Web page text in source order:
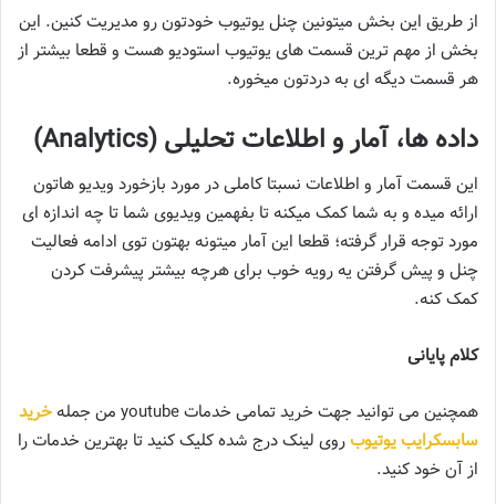
از طریق این بخش میتونین چنل یوتیوب خودتون رو مدیریت کنین. این
بخش از مهم ترین قسمت های یوتیوب استودیو هست و قطعا بیشتر از
هر قسمت دیگه ای به دردتون میخوره.
داده ها، آمار و اطلاعات تحلیلی (Analytics)
این قسمت آمار و اطلاعات نسبتا کاملی در مورد بازخورد ویدیو هاتون
ارائه میده و به شما کمک میکنه تا بفهمین ویدیوی شما تا چه اندازه ای
مورد توجه قرار گرفته؛ قطعا این آمار میتونه بهتون توی ادامه فعالیت
چنل و پیش گرفتن یه رویه خوب برای هرچه بیشتر پیشرفت کردن
کمک کنه.
کلام پایانی
همچنین می توانید جهت خرید تمامی خدمات youtube من جمله
خرید
سابسکرایب یوتیوبروی لینک درج شده کلیک کنید تا بهترین خدمات را
از آن خود کنید.